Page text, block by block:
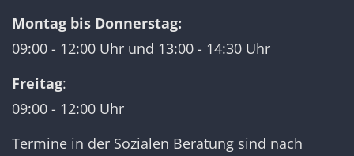
Montag bis Donnerstag:
09:00 - 12:00 Uhr und 13:00 - 14:30 Uhr
Freitag:
09:00 - 12:00 Uhr
Termine in der Sozialen Beratung sind nach